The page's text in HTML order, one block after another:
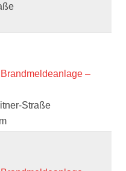
–
Straße